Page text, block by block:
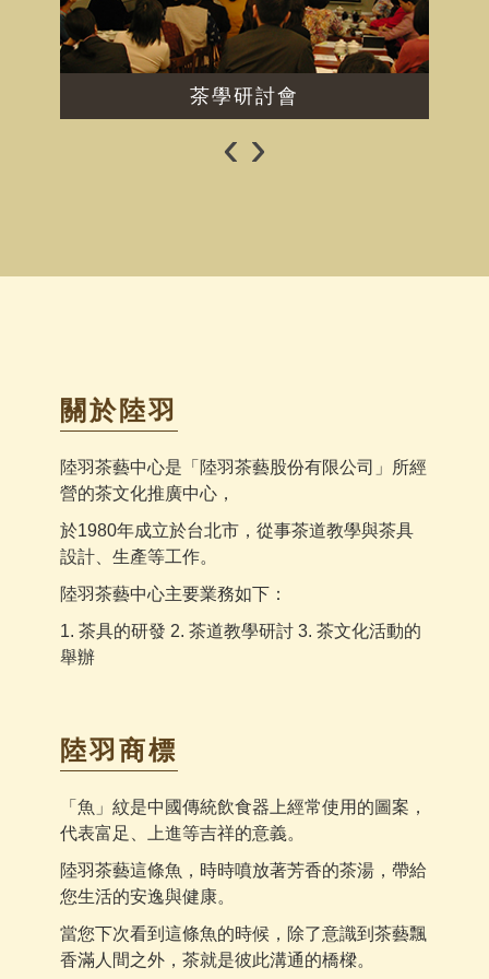
茶學研討會
‹ ›
關於陸羽
陸羽茶藝中心是「陸羽茶藝股份有限公司」所經
營的茶文化推廣中心，
於1980年成立於台北市，從事茶道教學與茶具
設計、生產等工作。
陸羽茶藝中心主要業務如下：
1. 茶具的研發 2. 茶道教學研討 3. 茶文化活動的
舉辦
陸羽商標
「魚」紋是中國傳統飲食器上經常使用的圖案，
代表富足、上進等吉祥的意義。
陸羽茶藝這條魚，時時噴放著芳香的茶湯，帶給
您生活的安逸與健康。
當您下次看到這條魚的時候，除了意識到茶藝飄
香滿人間之外，茶就是彼此溝通的橋樑。